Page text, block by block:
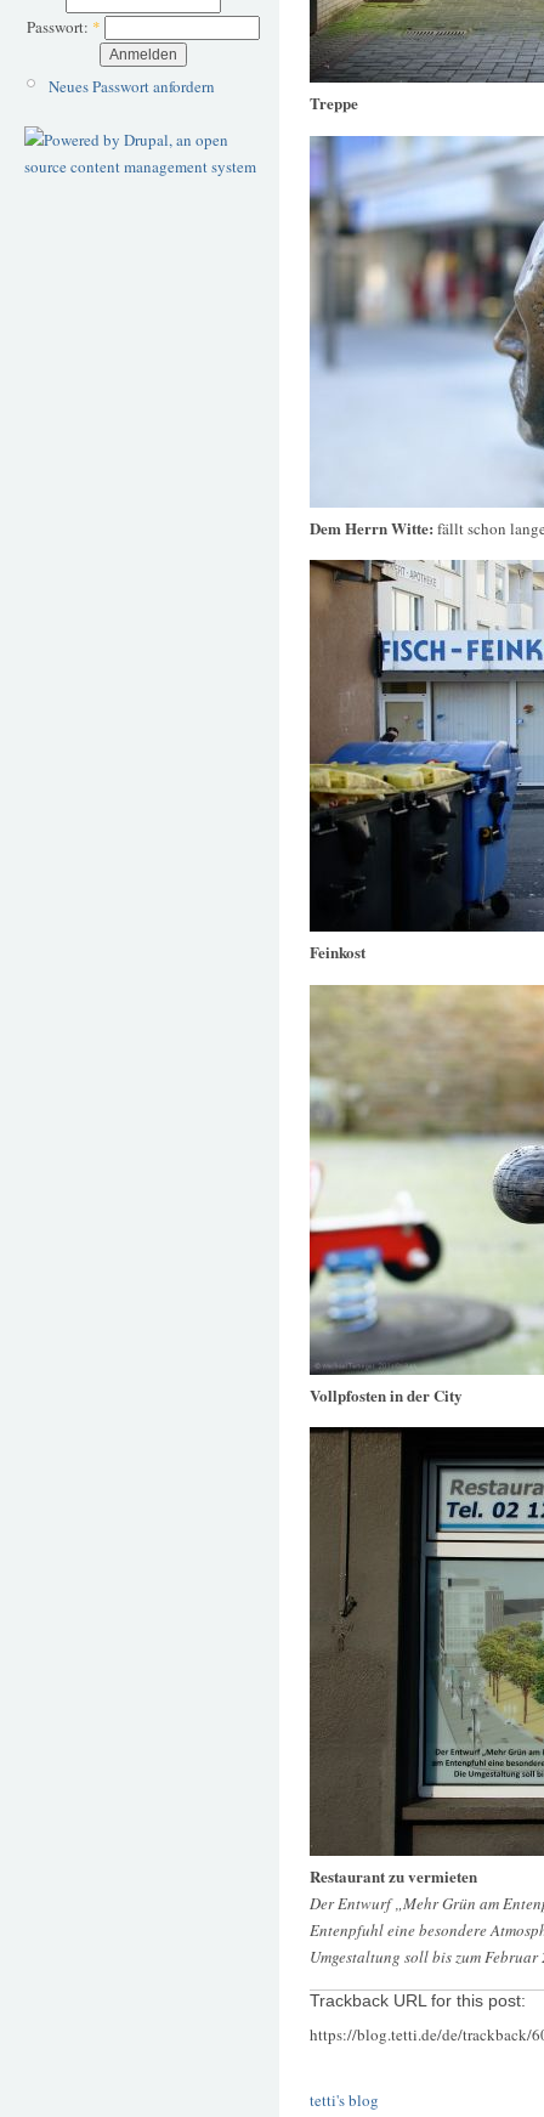
Passwort: *
Neues Passwort anfordern
Treppe
Dem Herrn Witte: fällt schon
Feinkost
Vollpfosten in der City
Restaurant zu vermieten
Der Entwurf „Mehr Grün am
Entenpfuhl eine besondere
Umgestaltung soll bis zum
Trackback URL for this post:
https://blog.tetti.de/de/trackback/
tetti's blog